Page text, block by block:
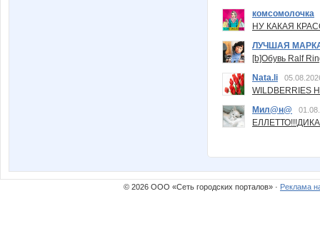
комсомолочка
НУ КАКАЯ
ЛУЧШАЯ
[b]Обувь Ralf
Nata.li
Мил@н@
© 2026 ООО «Сеть городских порталов» · Реклама